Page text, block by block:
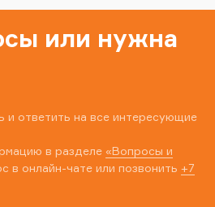
или нужна
ответить на все интересующие
в разделе «Вопросы и
в онлайн-чате или позвонить +7